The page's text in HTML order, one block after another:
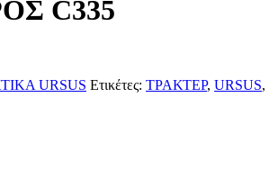
C335
URSUS Ετικέτες: ΤΡΑΚΤΕΡ, URSUS,